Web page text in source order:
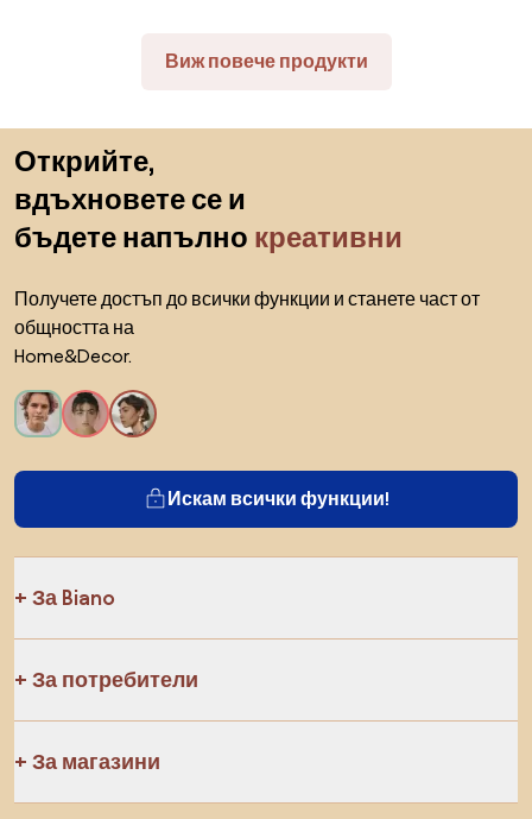
Виж повече продукти
Открийте,
вдъхновете се и
бъдете напълно креативни
Получете достъп до всички функции и станете част от
общността на
Home&Decor.
Искам всички функции!
За Biano
За потребители
За магазини